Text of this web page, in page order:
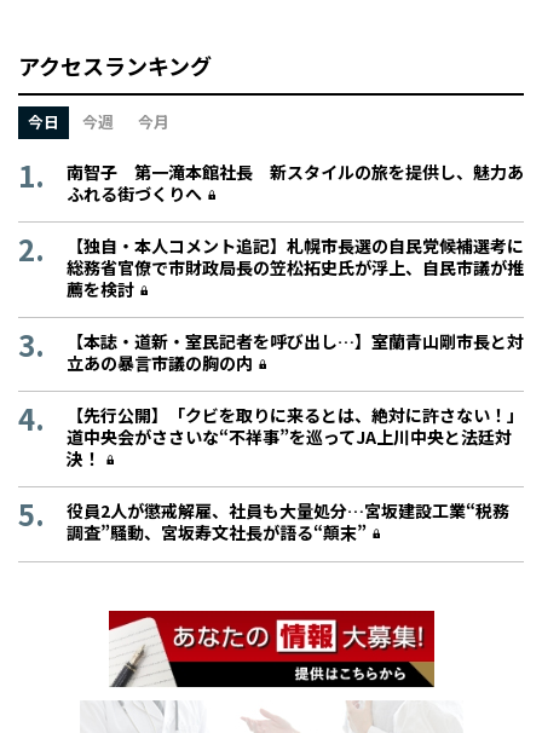
アクセスランキング
今日 今週 今月
南智子 第一滝本館社長 新スタイルの旅を提供し、魅力あ
ふれる街づくりへ
【独自・本人コメント追記】札幌市長選の自民党候補選考に
総務省官僚で市財政局長の笠松拓史氏が浮上、自民市議が推
薦を検討
【本誌・道新・室民記者を呼び出し…】室蘭青山剛市長と対
立あの暴言市議の胸の内
【先行公開】「クビを取りに来るとは、絶対に許さない！」
道中央会がささいな“不祥事”を巡ってJA上川中央と法廷対
決！
役員2人が懲戒解雇、社員も大量処分…宮坂建設工業“税務
調査”騒動、宮坂寿文社長が語る“顛末”